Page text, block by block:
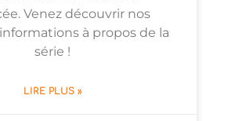
Venez découvrir nos
à propos de la
série !
LIRE PLUS »